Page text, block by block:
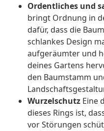
Ordentliches und
bringt Ordnung in
dafür, dass die
schlankes Design
aufgeräumter und
deines Gartens
den Baumstamm
Wurzelschutz Eine
dieses Rings ist,
vor Störungen